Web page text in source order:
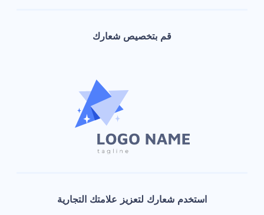
قم بتخصيص شعارك
استخدم شعارك لتعزيز علامتك التجارية